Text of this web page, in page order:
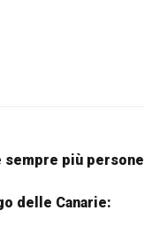
sempre più persone
delle Canarie: